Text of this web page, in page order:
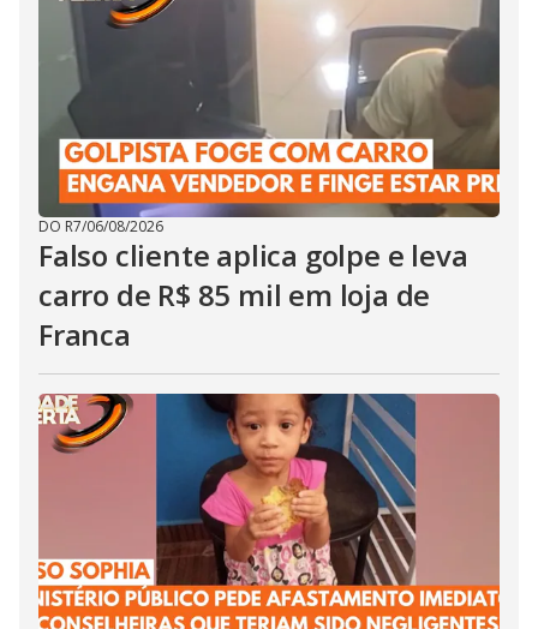
DO R7/06/08/2026
Falso cliente aplica golpe e leva
carro de R$ 85 mil em loja de
Franca